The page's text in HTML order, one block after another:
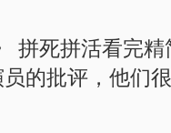
拼死拼活看完
的批评，他们